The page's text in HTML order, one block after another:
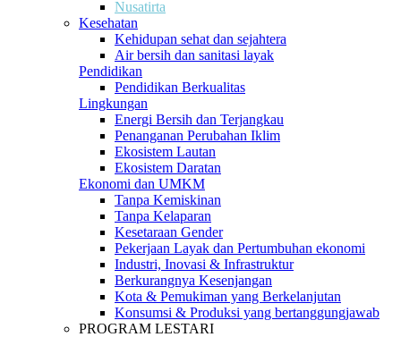
Nusatirta
Kesehatan
Kehidupan sehat dan sejahtera
Air bersih dan sanitasi layak
Pendidikan
Pendidikan Berkualitas
Lingkungan
Energi Bersih dan Terjangkau
Penanganan Perubahan Iklim
Ekosistem Lautan
Ekosistem Daratan
Ekonomi dan UMKM
Tanpa Kemiskinan
Tanpa Kelaparan
Kesetaraan Gender
Pekerjaan Layak dan Pertumbuhan ekonomi
Industri, Inovasi & Infrastruktur
Berkurangnya Kesenjangan
Kota & Pemukiman yang Berkelanjutan
Konsumsi & Produksi yang bertanggungjawab
PROGRAM LESTARI